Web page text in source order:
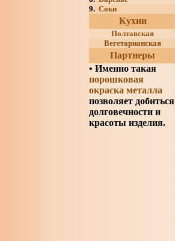
9. Соки
Кухни
Полтавская
Вегетарианская
Партнеры
• Именно такая
порошковая
окраска металла
позволяет добиться
долговечности и
красоты изделия.